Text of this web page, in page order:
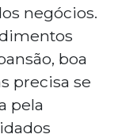
negócios.
boa
precisa se
pela